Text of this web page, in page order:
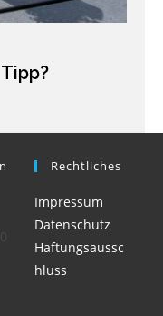
Rechtliches
Impressum
Datenschutz
Haftungsaussc
hluss